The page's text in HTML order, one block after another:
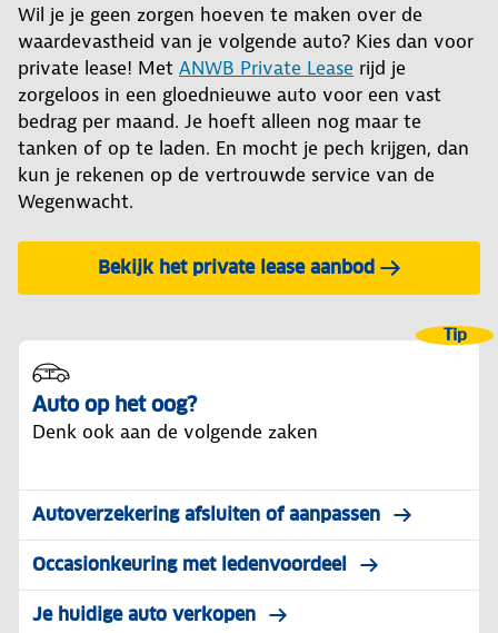
Wil je je geen zorgen hoeven te maken over de
waardevastheid van je volgende auto? Kies dan voor
private lease! Met ANWB Private Lease rijd je
zorgeloos in een gloednieuwe auto voor een vast
bedrag per maand. Je hoeft alleen nog maar te
tanken of op te laden. En mocht je pech krijgen, dan
kun je rekenen op de vertrouwde service van de
Wegenwacht.
Bekijk het private lease aanbod
Tip
Auto op het oog?
Denk ook aan de volgende zaken
Autoverzekering afsluiten of aanpassen
Occasionkeuring met ledenvoordeel
Je huidige auto verkopen